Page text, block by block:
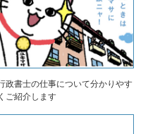
政書士の仕事について分かりやす
くご紹介します